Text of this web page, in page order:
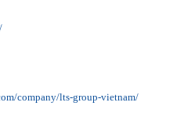
company/lts-group-vietnam/